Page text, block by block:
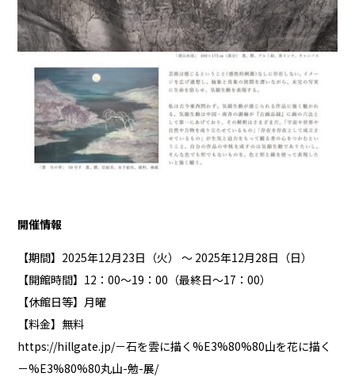
開催情報
【期間】2025年12月23日（火） 〜 2025年12月28日（日）
【開館時間】12：00～19：00（最終日～17：00）
【休館日等】月曜
【料金】無料
https://hillgate.jp/－石を雲に描く%E3%80%80山を花に描く
－%E3%80%80丸山-勉-展/